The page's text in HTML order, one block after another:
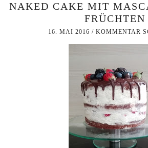
NAKED CAKE MIT
FRÜCHTEN
16. MAI 2016 / KOMMENTAR